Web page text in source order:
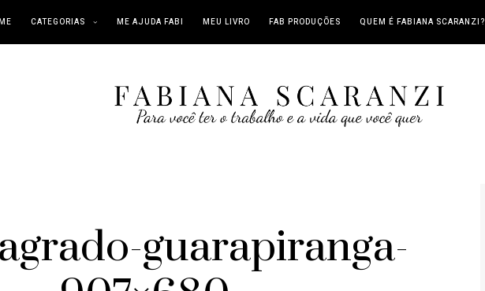
CATEGORIAS ME AJUDA FABI MEU LIVRO FAB PRODUÇÕES QUEM É FABIANA SCARANZI?
guarapiranga-